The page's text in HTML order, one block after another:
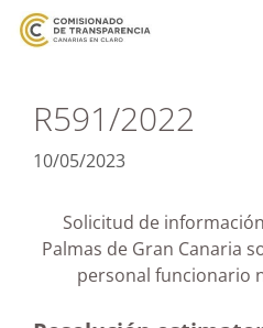
R591/2022
10/05/2023
Solicitud de
Palmas de Gran Canaria
personal funcionario